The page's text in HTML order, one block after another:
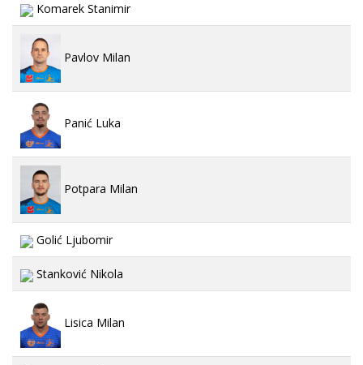
Komarek Stanimir
Pavlov Milan
Panić Luka
Potpara Milan
Golić Ljubomir
Stanković Nikola
Lisica Milan